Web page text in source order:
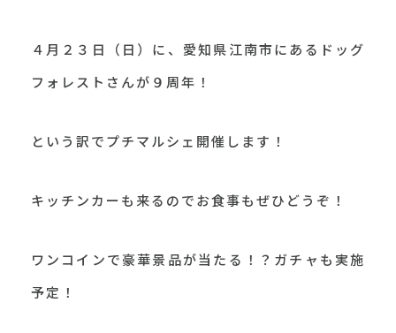
４月２３日（日）に、愛知県江南市にあるドッグ
フォレストさんが９周年！
という訳でプチマルシェ開催します！
キッチンカーも来るのでお食事もぜひどうぞ！
ワンコインで豪華景品が当たる！？ガチャも実施
予定！